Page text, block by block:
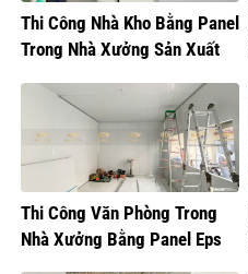
Thi Công Nhà Kho Bằng Panel
Trong Nhà Xưởng Sản Xuất
Thi Công Văn Phòng Trong
Nhà Xưởng Bằng Panel Eps